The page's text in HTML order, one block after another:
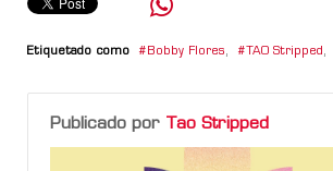
Etiquetado como Bobby Flores, TAO Stripped ,
Publicado por
Tao Stripped